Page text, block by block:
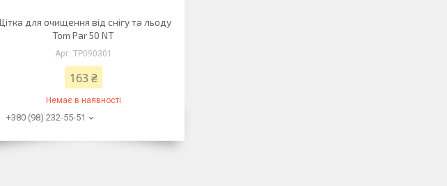
для очищення від снігу та льоду
Tom Par 50 NT
TP090301
163 ₴
Немає в наявності
+380 (98) 232-55-51